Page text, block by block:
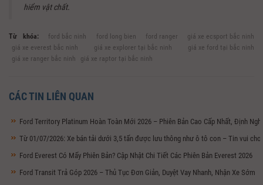
hiểm vật chất.
Từ khóa: ford bắc ninh ford long bien ford ranger
giá xe ecsport bắc ninh
giá xe everest bắc ninh
giá xe explorer tại bắc ninh
giá xe ford tại bắc ninh
giá xe ranger bắc ninh
giá xe raptor tại bắc ninh
CÁC TIN LIÊN QUAN
Ford Territory Platinum Hoàn Toàn Mới 2026 – Phiên Bản Cao Cấp Nhất, Định
Từ 01/07/2026: Xe bán tải dưới 3,5 tấn được lưu thông như ô tô con – Tin vui cho
Ford Everest Có Mấy Phiên Bản? Cập Nhật Chi Tiết Các Phiên Bản Everest 2026
Ford Transit Trả Góp 2026 – Thủ Tục Đơn Giản, Duyệt Vay Nhanh, Nhận Xe Sớm